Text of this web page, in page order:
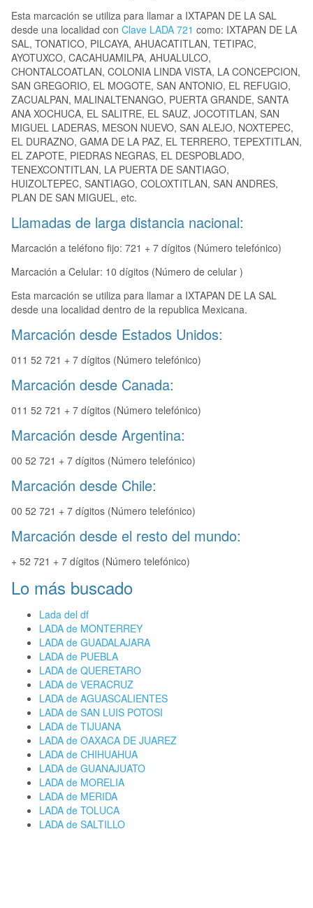
Esta marcación se utiliza para llamar a IXTAPAN DE LA SAL
desde una localidad con Clave LADA 721 como: IXTAPAN DE LA
SAL, TONATICO, PILCAYA, AHUACATITLAN, TETIPAC,
AYOTUXCO, CACAHUAMILPA, AHUALULCO,
CHONTALCOATLAN, COLONIA LINDA VISTA, LA CONCEPCION,
SAN GREGORIO, EL MOGOTE, SAN ANTONIO, EL REFUGIO,
ZACUALPAN, MALINALTENANGO, PUERTA GRANDE, SANTA
ANA XOCHUCA, EL SALITRE, EL SAUZ, JOCOTITLAN, SAN
MIGUEL LADERAS, MESON NUEVO, SAN ALEJO, NOXTEPEC,
EL DURAZNO, GAMA DE LA PAZ, EL TERRERO, TEPEXTITLAN,
EL ZAPOTE, PIEDRAS NEGRAS, EL DESPOBLADO,
TENEXCONTITLAN, LA PUERTA DE SANTIAGO,
HUIZOLTEPEC, SANTIAGO, COLOXTITLAN, SAN ANDRES,
PLAN DE SAN MIGUEL, etc.
Llamadas de larga distancia nacional:
Marcación a teléfono fijo: 721 + 7 dígitos (Número telefónico)
Marcación a Celular: 10 dígitos (Número de celular )
Esta marcación se utiliza para llamar a IXTAPAN DE LA SAL
desde una localidad dentro de la republica Mexicana.
Marcación desde Estados Unidos:
011 52 721 + 7 dígitos (Número telefónico)
Marcación desde Canada:
011 52 721 + 7 dígitos (Número telefónico)
Marcación desde Argentina:
00 52 721 + 7 dígitos (Número telefónico)
Marcación desde Chile:
00 52 721 + 7 dígitos (Número telefónico)
Marcación desde el resto del mundo:
+ 52 721 + 7 dígitos (Número telefónico)
Lo más buscado
Lada del df
LADA de MONTERREY
LADA de GUADALAJARA
LADA de PUEBLA
LADA de QUERETARO
LADA de VERACRUZ
LADA de AGUASCALIENTES
LADA de SAN LUIS POTOSI
LADA de TIJUANA
LADA de OAXACA DE JUAREZ
LADA de CHIHUAHUA
LADA de GUANAJUATO
LADA de MORELIA
LADA de MERIDA
LADA de TOLUCA
LADA de SALTILLO